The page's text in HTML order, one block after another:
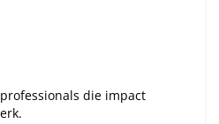
die impact